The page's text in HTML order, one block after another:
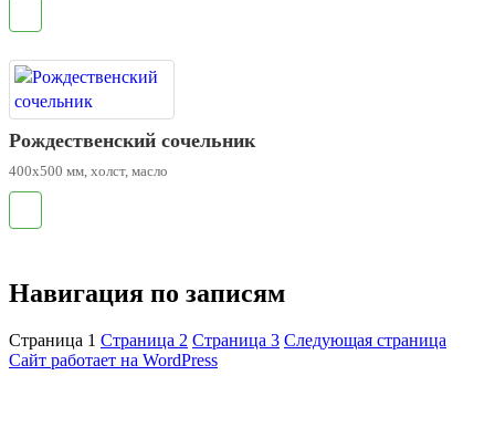
Рождественский сочельник
400х500 мм, холст, масло
Навигация по записям
Страница 1 Страница 2 Страница 3 Следующая страница
Сайт работает на WordPress